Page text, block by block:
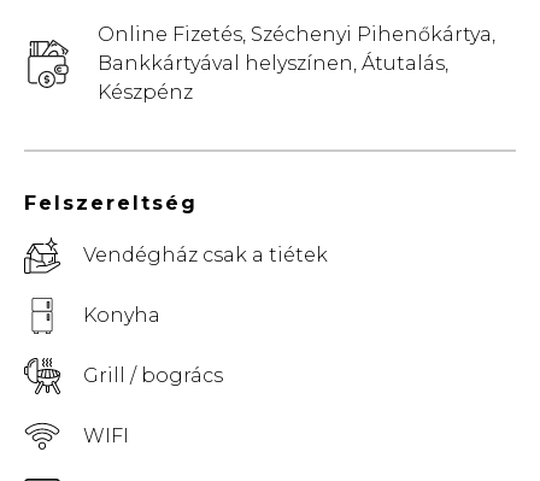
Felszereltség
Vendégház csak a tiétek
Konyha
Grill / bogrács
WIFI
Online Fizetés, Széchenyi Pihenőkártya,
Bankkártyával helyszínen, Átutalás,
Készpénz